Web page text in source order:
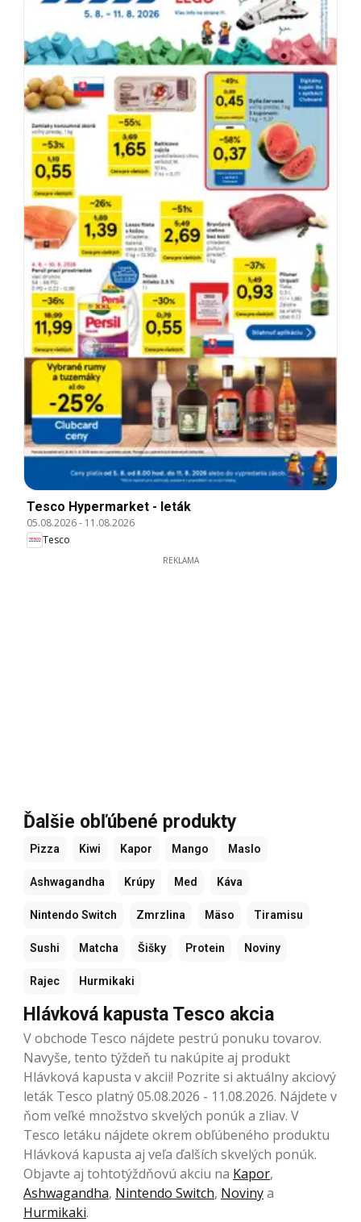
Tesco Hypermarket - leták
05.08.2026- 11.08.2026
Tesco
REKLAMA
Ďalšie obľúbené produkty
Pizza Kiwi Kapor Mango Maslo
Ashwagandha Krúpy Med Káva
Nintendo Switch Zmrzlina Mäso Tiramisu
Sushi Matcha Šišky Protein Noviny
Rajec Hurmikaki
Hlávková kapusta Tesco akcia
V obchode Tesco nájdete pestrú ponuku tovarov.
Navyše, tento týždeň tu nakúpite aj produkt
Hlávková kapusta v akcii! Pozrite si aktuálny akciový
leták Tesco platný 05.08.2026 - 11.08.2026. Nájdete v
ňom veľké množstvo skvelých ponúk a zliav. V
Tesco letáku nájdete okrem obľúbeného produktu
Hlávková kapusta aj veľa ďalších skvelých ponúk.
Objavte aj tohtotýždňovú akciu na Kapor,
Ashwagandha, Nintendo Switch, Novinya
Hurmikaki.